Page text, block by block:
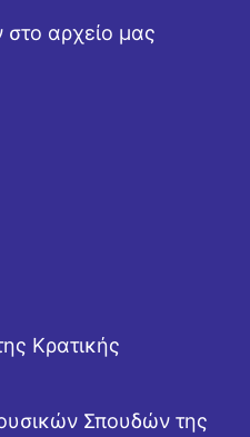
αρχείο μας
Κρατικής
Σπουδών της